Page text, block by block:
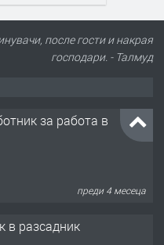
после гости и накрая
господари. - Талмуд
за работа в
преди 4 месеца
в разсадник